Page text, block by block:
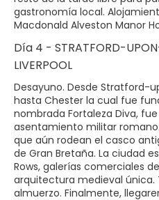
gastronomía local.
Macdonald Alveston Manor
Día 4 - STRATFORD-
LIVERPOOL
Desayuno. Desde Stratford-
hasta Chester la cual fue
nombrada Fortaleza Diva,
asentamiento militar
que aún rodean el casco
de Gran Bretaña. La ciudad
Rows, galerías comerciales
arquitectura medieval única.
almuerzo. Finalmente,